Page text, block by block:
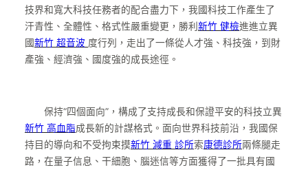
技界和寬大科技任務者的配合盡力下，我國科技工作產生了
汗青性、全體性、格式性嚴重變更，勝利 新竹 健檢進進立異
國新竹 超音波 度行列，走出了一條從人才強、科技強，到財
產強、經濟強、國度強的成長途徑。
保持“四個面向”，構成了支持成長和保證平安的科技立異
新竹 高血脂成長新的計謀格式。面向世界科技前沿，我國保
持目的導向和不受拘束摸新竹 減重 診所索康德診所兩條腿走
路，在量子信息、干細胞、腦迷信等方面獲得了一批具有國